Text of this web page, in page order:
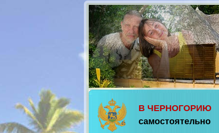
В ЧЕРНОГОРИЮ
самостоятельно